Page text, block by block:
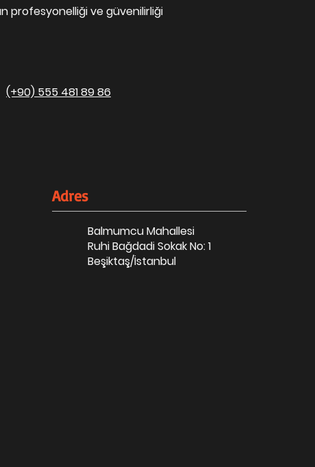
profesyonelliği ve güvenilirliği
(+90) 555 481 89 86
Adres
Balmumcu Mahallesi
Ruhi Bağdadi Sokak No: 1
Beşiktaş/İstanbul